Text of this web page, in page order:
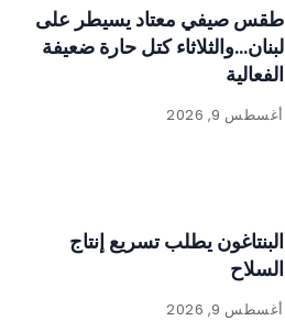
طقس صيفي معتاد يسيطر على
لبنان…والثلاثاء كتل حارة ضعيفة
الفعالية
أغسطس 9, 2026
البنتاغون يطلب تسريع إنتاج
السلاح
أغسطس 9, 2026